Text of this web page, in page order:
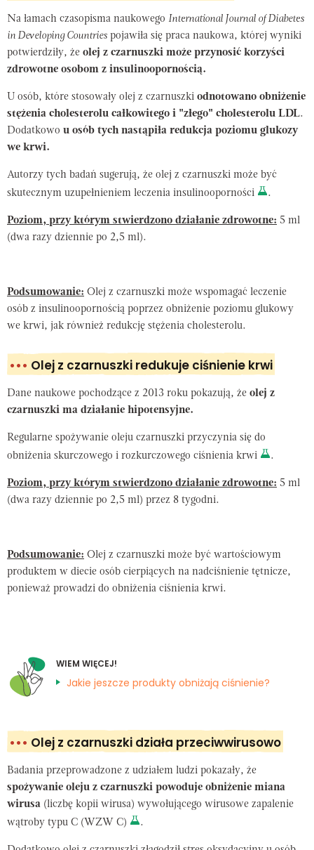
Na łamach czasopisma naukowego International Journal of Diabetes
in Developing Countries pojawiła się praca naukowa, której wyniki
potwierdziły, że olej z czarnuszki może przynosić korzyści
zdrowotne osobom z insulinoopornością.
U osób, które stosowały olej z czarnuszki odnotowano obniżenie
stężenia cholesterolu całkowitego i "złego" cholesterolu LDL.
Dodatkowo u osób tych nastąpiła redukcja poziomu glukozy
we krwi.
Autorzy tych badań sugerują, że olej z czarnuszki może być
skutecznym uzupełnieniem leczenia insulinooporności
.
Poziom, przy którym stwierdzono działanie zdrowotne: 5 ml
(dwa razy dziennie po 2,5 ml).
Podsumowanie: Olej z czarnuszki może wspomagać leczenie
osób z insulinoopornością poprzez obniżenie poziomu glukowy
we krwi, jak również redukcję stężenia cholesterolu.
••• Olej z czarnuszki redukuje ciśnienie krwi
Dane naukowe pochodzące z 2013 roku pokazują, że olej z
czarnuszki ma działanie hipotensyjne.
Regularne spożywanie oleju czarnuszki przyczynia się do
obniżenia skurczowego i rozkurczowego ciśnienia krwi
.
Poziom, przy którym stwierdzono działanie zdrowotne: 5 ml
(dwa razy dziennie po 2,5 ml) przez 8 tygodni.
Podsumowanie: Olej z czarnuszki może być wartościowym
produktem w diecie osób cierpiących na nadciśnienie tętnicze,
ponieważ prowadzi do obniżenia ciśnienia krwi.
WIEM WIĘCEJ!
Jakie jeszcze produkty obniżają ciśnienie?
••• Olej z czarnuszki działa przeciwwirusowo
Badania przeprowadzone z udziałem ludzi pokazały, że
spożywanie oleju z czarnuszki powoduje obniżenie miana
wirusa (liczbę kopii wirusa) wywołującego wirusowe zapalenie
wątroby typu C (WZW C)
.